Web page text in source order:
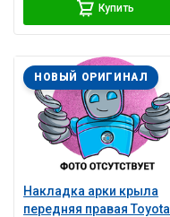
Купить
Накладка арки крыла
передняя правая Toyota
НОВЫЙ ОРИГИНАЛ